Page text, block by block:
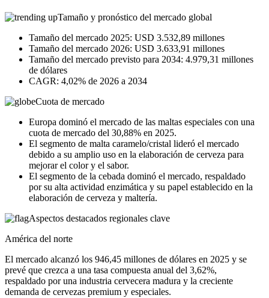
Tamaño y pronóstico del mercado global
Tamaño del mercado 2025: USD 3.532,89 millones
Tamaño del mercado 2026: USD 3.633,91 millones
Tamaño del mercado previsto para 2034: 4.979,31 millones
de dólares
CAGR: 4,02% de 2026 a 2034
Cuota de mercado
Europa dominó el mercado de las maltas especiales con una
cuota de mercado del 30,88% en 2025.
El segmento de malta caramelo/cristal lideró el mercado
debido a su amplio uso en la elaboración de cerveza para
mejorar el color y el sabor.
El segmento de la cebada dominó el mercado, respaldado
por su alta actividad enzimática y su papel establecido en la
elaboración de cerveza y maltería.
Aspectos destacados regionales clave
América del norte
El mercado alcanzó los 946,45 millones de dólares en 2025 y se
prevé que crezca a una tasa compuesta anual del 3,62%,
respaldado por una industria cervecera madura y la creciente
demanda de cervezas premium y especiales.